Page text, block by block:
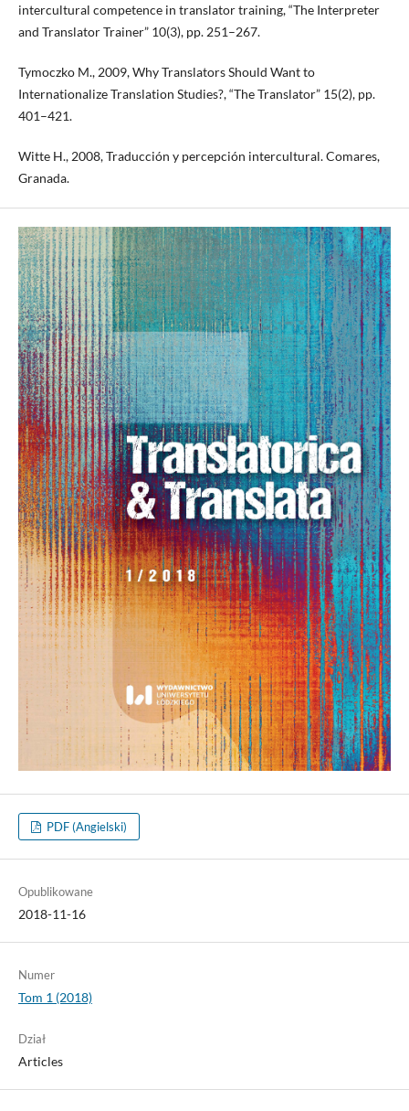
intercultural competence in translator training, “The Interpreter
and Translator Trainer” 10(3), pp. 251–267.
Tymoczko M., 2009, Why Translators Should Want to
Internationalize Translation Studies?, “The Translator” 15(2), pp.
401–421.
Witte H., 2008, Traducción y percepción intercultural. Comares,
Granada.
PDF (Angielski)
Opublikowane
2018-11-16
Numer
Tom 1 (2018)
Dział
Articles